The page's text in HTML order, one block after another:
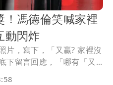
馮德倫笑喊家裡
閃炸
片，寫下，「又贏? 家裡沒
下留言回應，「哪有「又...